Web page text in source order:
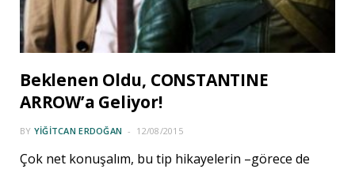
Beklenen Oldu, CONSTANTINE
ARROW’a Geliyor!
BY YIĞITCAN ERDOĞAN 12/08/2015
Çok net konuşalım, bu tip hikayelerin –görece de